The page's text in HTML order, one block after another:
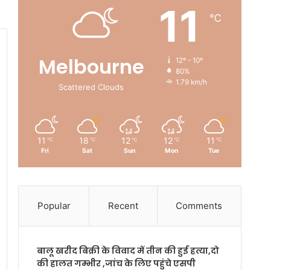
Melbourne
Scattered Clouds
11 ℃
12º - 10º
80%
1.79 km/h
11 ℃
Fri
18 ℃
Sat
12 ℃
Sun
12 ℃
Mon
11 ℃
Tue
Popular Recent Comments
बालू खरीद बिक्री के विवाद में तीन की हुई हत्या,दो
की हालत गम्भीर ,जांच के लिए पहुंचे एसपी